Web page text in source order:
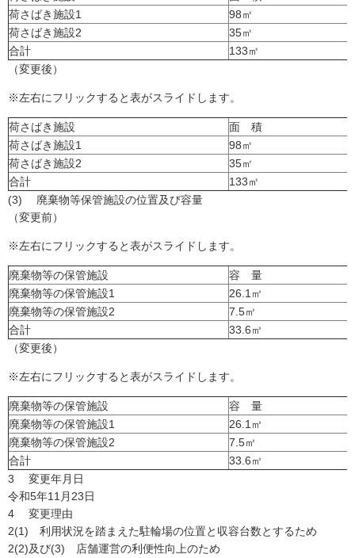
荷さばき施設1
98㎡
荷さばき施設2
35㎡
合計
133㎡
（変更後）
※左右にフリックすると表がスライドします。
荷さばき施設
面 積
荷さばき施設1
98㎡
荷さばき施設2
35㎡
合計
133㎡
(3) 廃棄物等保管施設の位置及び容量
（変更前）
※左右にフリックすると表がスライドします。
廃棄物等の保管施設
容 量
廃棄物等の保管施設1
26.1㎥
廃棄物等の保管施設2
7.5㎥
合計
33.6㎥
（変更後）
※左右にフリックすると表がスライドします。
廃棄物等の保管施設
容 量
廃棄物等の保管施設1
26.1㎥
廃棄物等の保管施設2
7.5㎥
合計
33.6㎥
3 変更年月日
令和5年11月23日
4 変更理由
2(1) 利用状況を踏まえた駐輪場の位置と収容台数とするため
2(2)及び(3) 店舗運営の利便性向上のため